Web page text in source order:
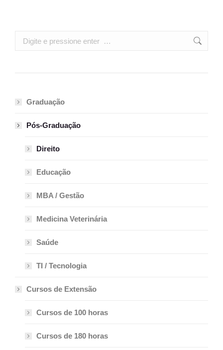
Search:
Graduação
Pós-Graduação
Direito
Educação
MBA / Gestão
Medicina Veterinária
Saúde
TI / Tecnologia
Cursos de Extensão
Cursos de 100 horas
Cursos de 180 horas